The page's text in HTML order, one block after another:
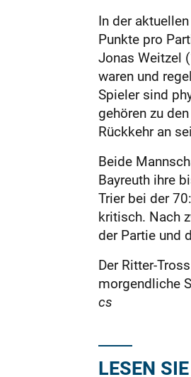
In der
Punkte pro
Jonas Weitzel
waren und
Spieler sind
gehören zu
Rückkehr an
Beide
Bayreuth ihre
Trier bei der
kritisch. Nach
der Partie und
Der Ritter-
morgendliche
cs
LESEN